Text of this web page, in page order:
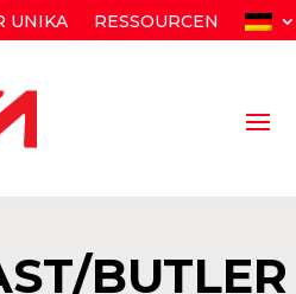
UNIKA RESSOURCEN
BUTLER